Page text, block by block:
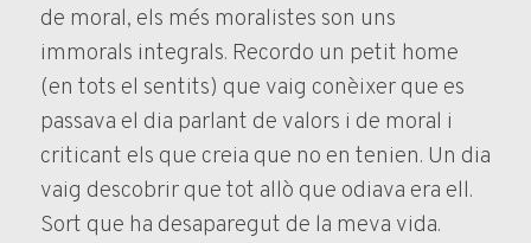
de moral, els més moralistes son uns
immorals integrals. Recordo un petit home
(en tots el sentits) que vaig conèixer que es
passava el dia parlant de valors i de moral i
criticant els que creia que no en tenien. Un dia
vaig descobrir que tot allò que odiava era ell.
Sort que ha desaparegut de la meva vida.